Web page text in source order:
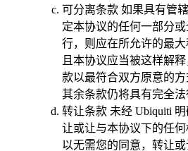
可分离条款 如果具有管
定本协议的任何一部分
行，则应在所允许的最
且本协议应当被这样解
款以最符合双方原意的
其余条款仍将具有完全法
转让条款 未经 Ubiquiti
让或让与本协议下的任
以无需您的同意，转让